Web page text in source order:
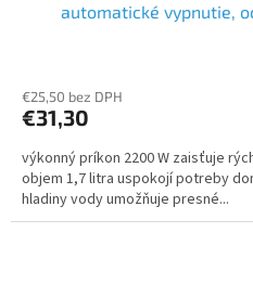
automatické vypnutie,
€25,50 bez DPH
€31,30
výkonný príkon 2200 W zaisťuje
objem 1,7 litra uspokojí potreby
hladiny vody umožňuje presné...